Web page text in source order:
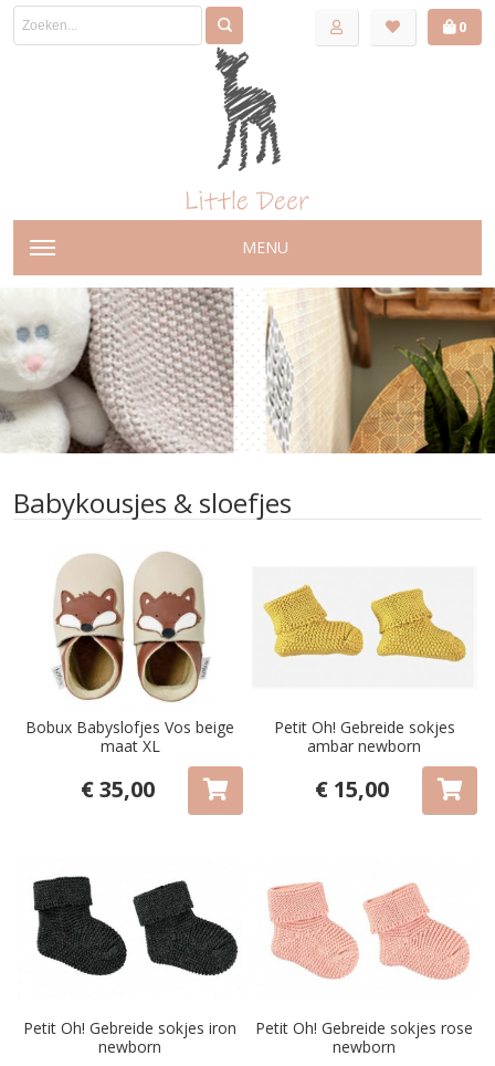
0
MENU
Babykousjes & sloefjes
Bobux Babyslofjes Vos beige
maat XL
€ 35,00
Petit Oh! Gebreide sokjes
ambar newborn
€ 15,00
Petit Oh! Gebreide sokjes iron
newborn
Petit Oh! Gebreide sokjes rose
newborn